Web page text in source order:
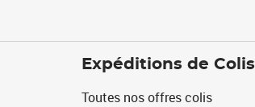
Expéditions de Colis
Toutes nos offres colis